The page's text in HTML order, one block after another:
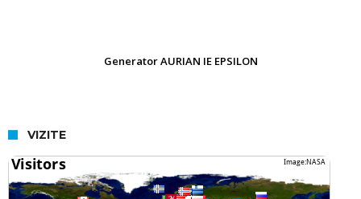
Generator AURIAN IE EPSILON
VIZITE